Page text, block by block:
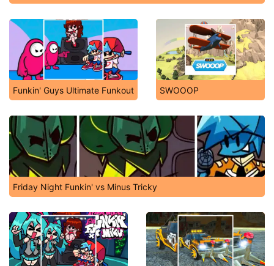
Funkin' Guys Ultimate Funkout SWOOOP
Friday Night Funkin' vs Minus Tricky